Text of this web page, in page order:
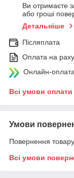
Ви отримаєте
або гроші
Детальніше
Післяплата
Оплата на
Онлайн-
Всі умови оплати
Умови
Повернення
Всі умови